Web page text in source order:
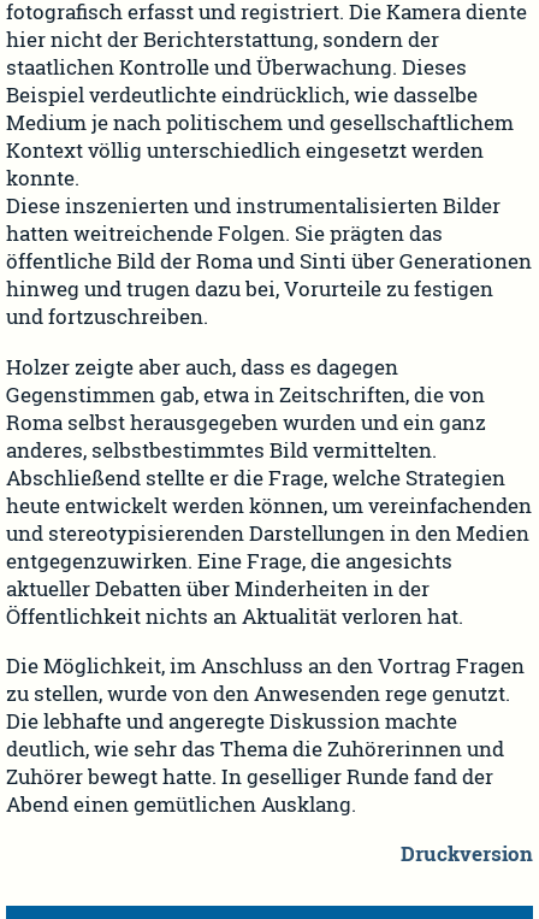
fotografisch erfasst und registriert. Die Kamera diente
hier nicht der Berichterstattung, sondern der
staatlichen Kontrolle und Überwachung. Dieses
Beispiel verdeutlichte eindrücklich, wie dasselbe
Medium je nach politischem und gesellschaftlichem
Kontext völlig unterschiedlich eingesetzt werden
konnte.
Diese inszenierten und instrumentalisierten Bilder
hatten weitreichende Folgen. Sie prägten das
öffentliche Bild der Roma und Sinti über Generationen
hinweg und trugen dazu bei, Vorurteile zu festigen
und fortzuschreiben.
Holzer zeigte aber auch, dass es dagegen
Gegenstimmen gab, etwa in Zeitschriften, die von
Roma selbst herausgegeben wurden und ein ganz
anderes, selbstbestimmtes Bild vermittelten.
Abschließend stellte er die Frage, welche Strategien
heute entwickelt werden können, um vereinfachenden
und stereotypisierenden Darstellungen in den Medien
entgegenzuwirken. Eine Frage, die angesichts
aktueller Debatten über Minderheiten in der
Öffentlichkeit nichts an Aktualität verloren hat.
Die Möglichkeit, im Anschluss an den Vortrag Fragen
zu stellen, wurde von den Anwesenden rege genutzt.
Die lebhafte und angeregte Diskussion machte
deutlich, wie sehr das Thema die Zuhörerinnen und
Zuhörer bewegt hatte. In geselliger Runde fand der
Abend einen gemütlichen Ausklang.
Druckversion